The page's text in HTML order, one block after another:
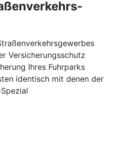
Versicherungsschutz
Ihres Fuhrparks
identisch mit denen der